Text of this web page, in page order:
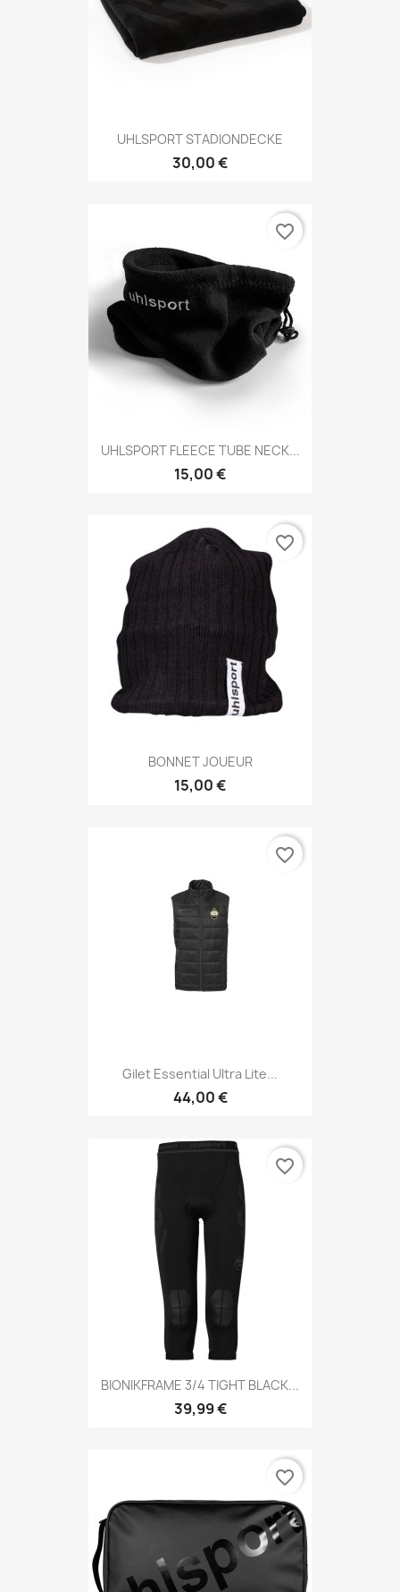
UHLSPORT STADIONDECKE
30,00 €
UHLSPORT FLEECE TUBE NECK...
15,00 €
favorite_border
BONNET JOUEUR
15,00 €
favorite_border
Gilet Essential Ultra Lite...
44,00 €
favorite_border
BIONIKFRAME 3/4 TIGHT BLACK...
39,99 €
favorite_border
favorite_border